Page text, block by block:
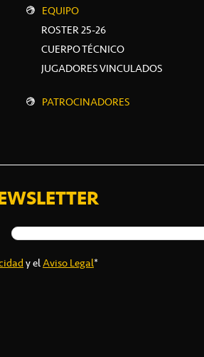
EQUIPO
ROSTER 25-26
CUERPO TÉCNICO
JUGADORES VINCULADOS
PATROCINADORES
y elAviso Legal*